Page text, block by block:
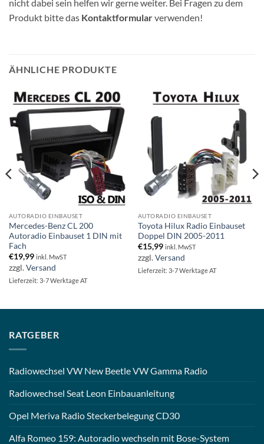
nicht dabei sein helfen wir gerne weiter. Bei Fragen zu dem
Produkt bitte das Kontaktformularverwenden!
ÄHNLICHE PRODUKTE
AUTORADIO EINBAUSET
Mercedes-Benz CL 200
Autoradio Einbauset 1 DIN mit
Fach
€19,99 inkl. MwST
zzgl.Versand
Lieferzeit: 3-7 Werktage AT
AUTORADIO EINBAUSET
Toyota Hilux Radio Einbauset
Doppel DIN 2005-2011
€15,99 inkl. MwST
zzgl.Versand
Lieferzeit: 3-7 Werktage AT
RATGEBER
Radiowechsel VW New Beetle VW Gamma Radio
Radiowechsel Seat Leon Einbauanleitung
Opel Meriva Radio Steckerbelegung CD30
Alfa Romeo 159: Autoradio wechseln mit Bose-System